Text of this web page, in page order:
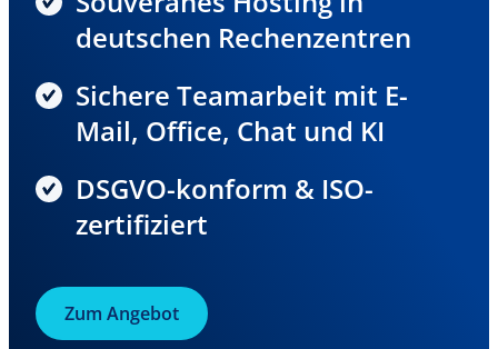
deutschen Rechenzentren
Sichere Teamarbeit mit E-
Mail, Office, Chat und KI
DSGVO-konform & ISO-
zertifiziert
Zum Angebot